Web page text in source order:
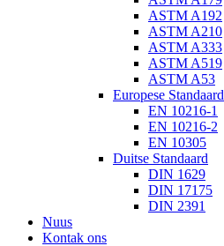
ASTM A192
ASTM A210
ASTM A333
ASTM A519
ASTM A53
Europese Standaard
EN 10216-1
EN 10216-2
EN 10305
Duitse Standaard
DIN 1629
DIN 17175
DIN 2391
Nuus
Kontak ons